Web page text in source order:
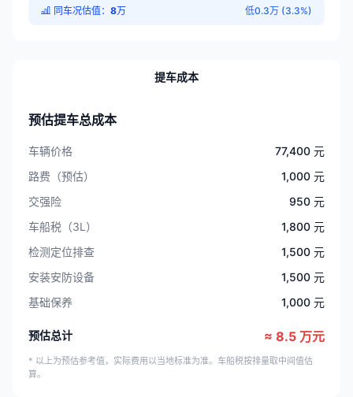
同车况估值： 8万 低0.3万 (3.3%)
提车成本
预估提车总成本
车辆价格
77,400 元
路费（预估）
1,000 元
交强险
950 元
车船税（3L）
1,800 元
检测定位排查
1,500 元
安装安防设备
1,500 元
基础保养
1,000 元
预估总计 ≈ 8.5 万元
* 以上为预估参考值，实际费用以当地标准为准。车船税按排量取中间值估
算。